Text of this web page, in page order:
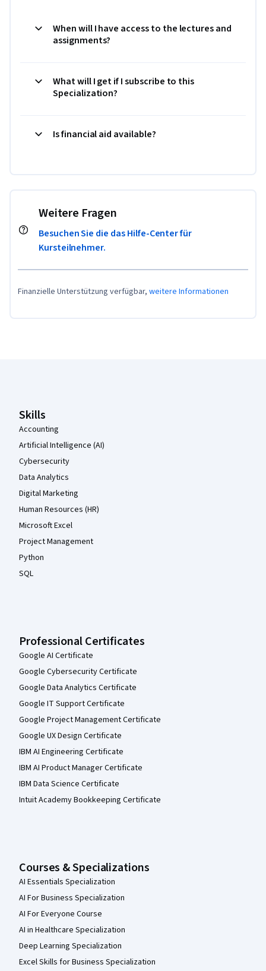
When will I have access to the lectures and
assignments?
What will I get if I subscribe to this
Specialization?
Is financial aid available?
Weitere Fragen
Besuchen Sie die das Hilfe-Center für
Kursteilnehmer.
Finanzielle Unterstützung verfügbar, weitere Informationen
Skills
Accounting
Artificial Intelligence (AI)
Cybersecurity
Data Analytics
Digital Marketing
Human Resources (HR)
Microsoft Excel
Project Management
Python
SQL
Professional Certificates
Google AI Certificate
Google Cybersecurity Certificate
Google Data Analytics Certificate
Google IT Support Certificate
Google Project Management Certificate
Google UX Design Certificate
IBM AI Engineering Certificate
IBM AI Product Manager Certificate
IBM Data Science Certificate
Intuit Academy Bookkeeping Certificate
Courses & Specializations
AI Essentials Specialization
AI For Business Specialization
AI For Everyone Course
AI in Healthcare Specialization
Deep Learning Specialization
Excel Skills for Business Specialization